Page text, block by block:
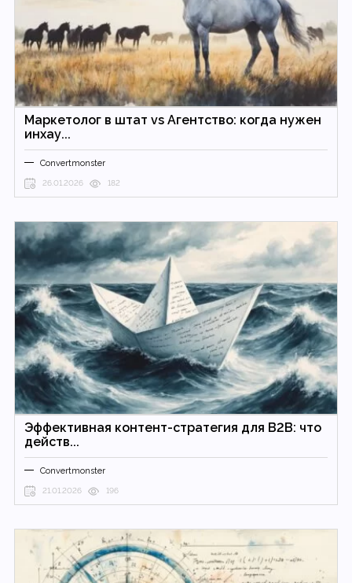
Маркетолог в штат vs Агентство: когда нужен
инхау...
Convertmonster
26.01.2026 182
Эффективная контент-стратегия для B2B: что
действ...
Convertmonster
21.01.2026 196